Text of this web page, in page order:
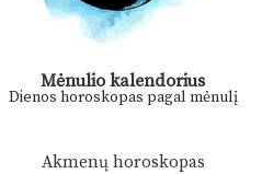
Mėnulio kalendorius
Dienos horoskopas pagal mėnulį
Akmenų horoskopas